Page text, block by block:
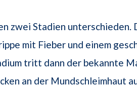
zwei Stadien unterschieden.
mit Fieber und einem
tritt dann der bekannte
an der Mundschleimhaut